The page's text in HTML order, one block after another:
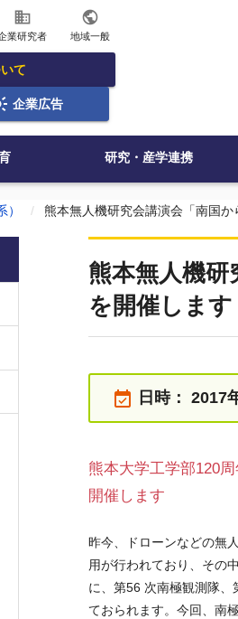
business
業研究者
public
地域一般
て
企業広告
研究・産学連携
熊本無人機研究会講演会「南国
熊本無人機研
を開催します
event_available 日時： 2017
熊本大学工学部120
開催します
昨今、ドローンなどの無
用が行われており、その
に、第56 次南極観測隊
ておられます。今回、南